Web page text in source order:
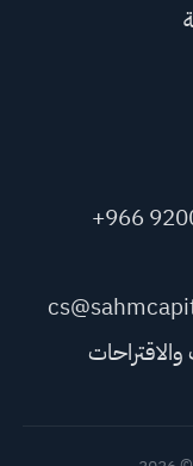
+966
والاقتراحات